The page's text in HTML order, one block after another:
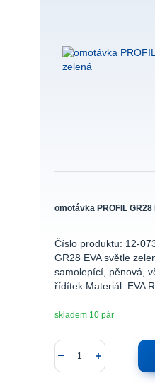
omotávka PROFIL
Číslo produktu: 12-
GR28 EVA světle
samolepící, pěnová,
řídítek Materiál: EVA
skladem 10 pár